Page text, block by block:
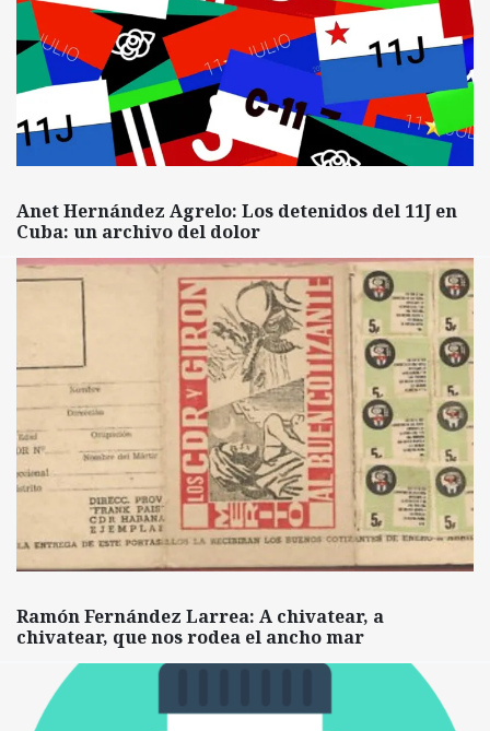
Anet Hernández Agrelo: Los detenidos del 11J en
Cuba: un archivo del dolor
Ramón Fernández Larrea: A chivatear, a
chivatear, que nos rodea el ancho mar